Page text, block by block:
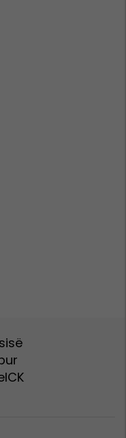
ICK